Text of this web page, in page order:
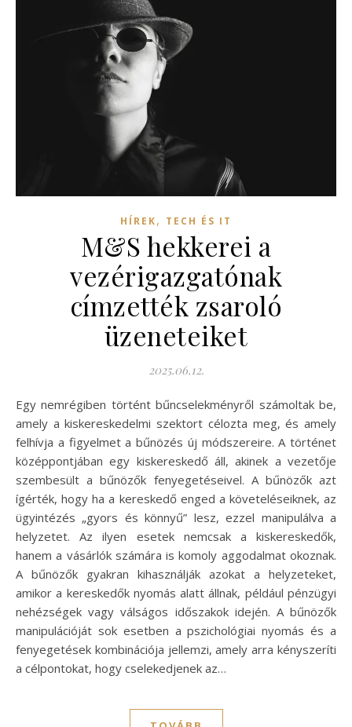
HÍREK, TECH ÉS IT
M&S hekkerei a
vezérigazgatónak
címzették zsaroló
üzeneteiket
2025.06.12.
Egy nemrégiben történt bűncselekményről számoltak be,
amely a kiskereskedelmi szektort célozta meg, és amely
felhívja a figyelmet a bűnözés új módszereire. A történet
középpontjában egy kiskereskedő áll, akinek a vezetője
szembesült a bűnözők fenyegetéseivel. A bűnözők azt
ígérték, hogy ha a kereskedő enged a követeléseiknek, az
ügyintézés „gyors és könnyű” lesz, ezzel manipulálva a
helyzetet. Az ilyen esetek nemcsak a kiskereskedők,
hanem a vásárlók számára is komoly aggodalmat okoznak.
A bűnözők gyakran kihasználják azokat a helyzeteket,
amikor a kereskedők nyomás alatt állnak, például pénzügyi
nehézségek vagy válságos időszakok idején. A bűnözők
manipulációját sok esetben a pszichológiai nyomás és a
fenyegetések kombinációja jellemzi, amely arra kényszeríti
a célpontokat, hogy cselekedjenek az…